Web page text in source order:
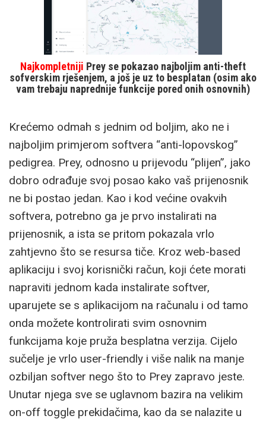
Najkompletniji Prey se pokazao najboljim anti-theft
sofverskim rješenjem, a još je uz to besplatan (osim ako
vam trebaju naprednije funkcije pored onih osnovnih)
Krećemo odmah s jednim od boljim, ako ne i
najboljim primjerom softvera “anti-lopovskog”
pedigrea. Prey, odnosno u prijevodu “plijen”, jako
dobro odrađuje svoj posao kako vaš prijenosnik
ne bi postao jedan. Kao i kod većine ovakvih
softvera, potrebno ga je prvo instalirati na
prijenosnik, a ista se pritom pokazala vrlo
zahtjevno što se resursa tiče. Kroz web-based
aplikaciju i svoj korisnički račun, koji ćete morati
napraviti jednom kada instalirate softver,
uparujete se s aplikacijom na računalu i od tamo
onda možete kontrolirati svim osnovnim
funkcijama koje pruža besplatna verzija. Cijelo
sučelje je vrlo user-friendly i više nalik na manje
ozbiljan softver nego što to Prey zapravo jeste.
Unutar njega sve se uglavnom bazira na velikim
on-off toggle prekidačima, kao da se nalazite u